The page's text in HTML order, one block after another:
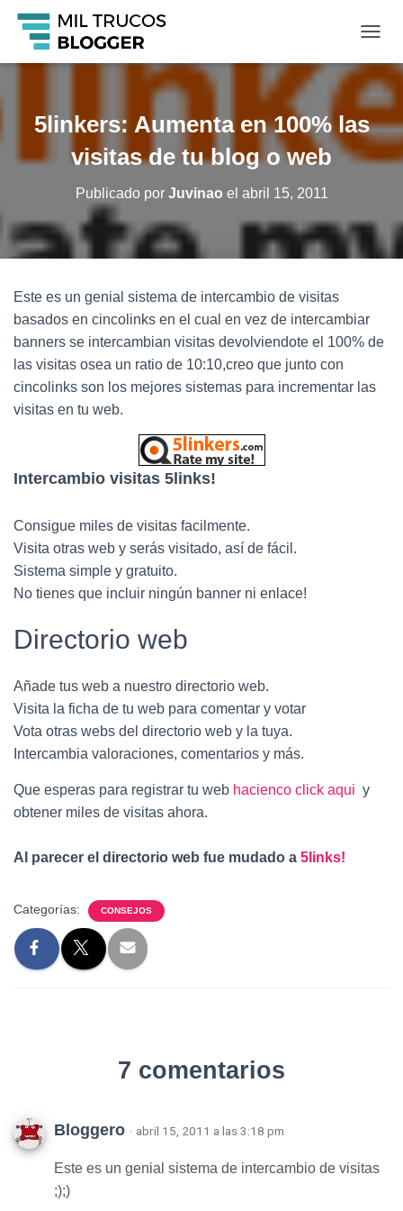
A
M
A
R
M
G
I
5linkers: Aumenta en 100% las
visitas de tu blog o web
Publicado por Juvinao el abril 15, 2011
Este es un genial sistema de intercambio de visitas
basados en cincolinks en el cual en vez de intercambiar
banners se intercambian visitas devolviendote el 100% de
las visitas osea un ratio de 10:10,creo que junto con
cincolinks son los mejores sistemas para incrementar las
visitas en tu web.
Intercambio visitas 5links!
Consigue miles de visitas facilmente.
Visita otras web y serás visitado, así de fácil.
Sistema simple y gratuito.
No tienes que incluir ningún banner ni enlace!
Directorio web
Añade tus web a nuestro directorio web.
Visita la ficha de tu web para comentar y votar
Vota otras webs del directorio web y la tuya.
Intercambia valoraciones, comentarios y más.
Que esperas para registrar tu web hacienco click aqui y
obtener miles de visitas ahora.
Al parecer el directorio web fue mudado a 5links!
Categorías: CONSEJOS
7 comentarios
Bloggero · abril 15, 2011 a las 3:18 pm
Este es un genial sistema de intercambio de visitas
;);)